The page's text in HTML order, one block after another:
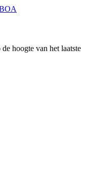
hoogte van het laatste